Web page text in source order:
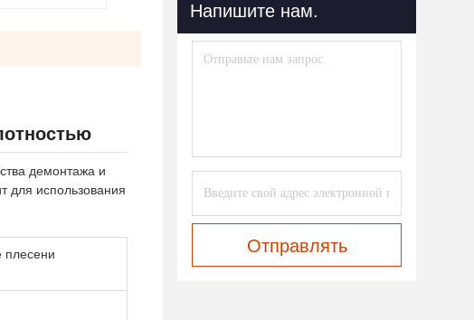
демонтажа и
для использования
плесени
Напишите нам.
Отправлять